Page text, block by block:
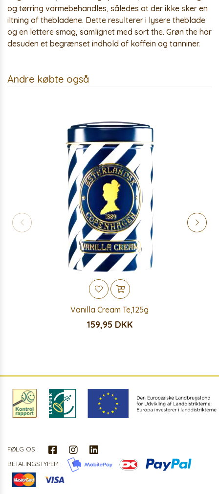
og tørring varmebehandles, således at der ikke sker en
iltning af thebladene. Dette resulterer i lysere theblade
og en lettere smag, samlignet med sort the. Grøn the har
desuden et begrænset indhold af koffein og tanniner.
Andre købte også
Vanilla Cream Te,125g
159,95 DKK
FØLG OS:
BETALINGSTYPER: